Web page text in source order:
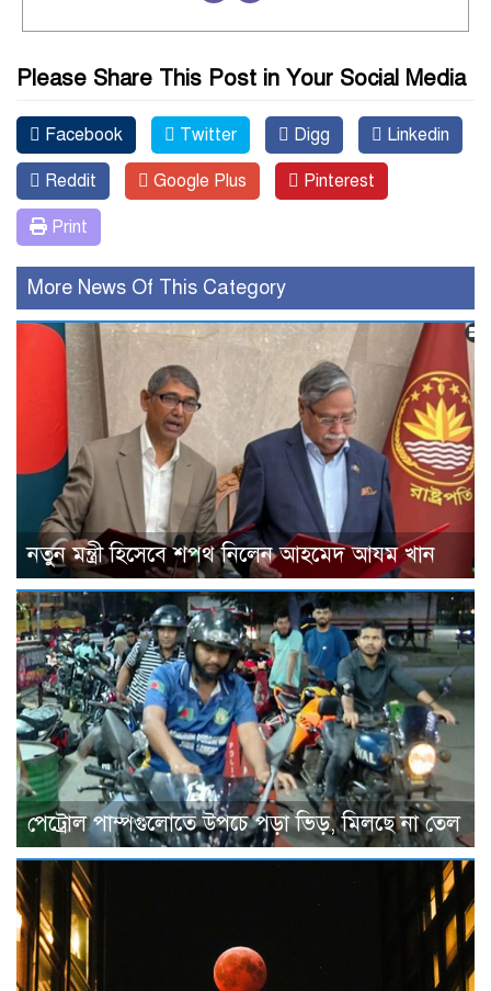
Please Share This Post in Your Social Media
Facebook Twitter Digg Linkedin
Reddit Google Plus Pinterest
Print
More News Of This Category
নতুন মন্ত্রী হিসেবে শপথ নিলেন আহমেদ আযম খান
পেট্রোল পাম্পগুলোতে উপচে পড়া ভিড়, মিলছে না তেল